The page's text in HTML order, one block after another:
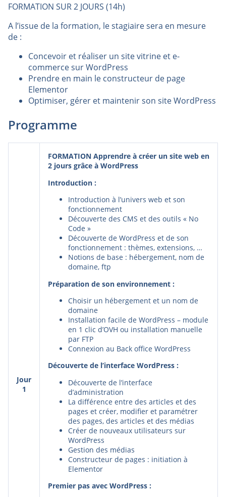
FORMATION SUR 2 JOURS (14h)
A l’issue de la formation, le stagiaire sera en mesure
de :
Concevoir et réaliser un site vitrine et e-
commerce sur WordPress
Prendre en main le constructeur de page
Elementor
Optimiser, gérer et maintenir son site WordPress
Programme
Jour
1
FORMATION Apprendre à créer un site web en
2 jours grâce à WordPress
Introduction :
Introduction à l’univers web et son
fonctionnement
Découverte des CMS et des outils « No
Code »
Découverte de WordPress et de son
fonctionnement : thèmes, extensions, …
Notions de base : hébergement, nom de
domaine, ftp
Préparation de son environnement :
Choisir un hébergement et un nom de
domaine
Installation facile de WordPress – module
en 1 clic d’OVH ou installation manuelle
par FTP
Connexion au Back office WordPress
Découverte de l’interface WordPress :
Découverte de l’interface
d’administration
La différence entre des articles et des
pages et créer, modifier et paramétrer
des pages, des articles et des médias
Créer de nouveaux utilisateurs sur
WordPress
Gestion des médias
Constructeur de pages : initiation à
Elementor
Premier pas avec WordPress :